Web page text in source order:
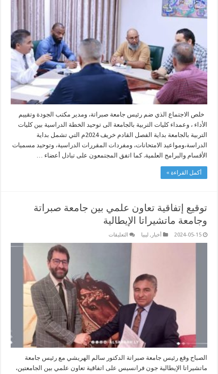
التربية
بجامعة
صبراتة
خلص الاجتماع الذي ضم رئيس جامعة صبراتة، ومدير مكتب الجودة وتقييم
الأداء ، وعمداء كليات التربية بالجامعة الى توحيد الخطة الدراسية بين كليات
التربية بالجامعة بداية الفصل القادم خريف 2024م التي تشمل بداية
الدراسة،ومواعيد الامتحانات، ومفردات المقررات الدراسية، وتوحيد مسميات
الأقسام والبرامج العلمية. كما اتفق المجتمعون على تبادل أعضاء …
أكمل القراءة »
توقيع إتفاقية تعاون علمي بين جامعة صبراتة
وجامعة ماتشيراتا الإيطالية
2024-05-15 أخبار ,ليبيا التعليقات
صبراتة
وجامعة
ماتشيراتا
الإيطالية
مغلقة
الصباح وقع رئيس جامعة صبراتة الدكتور سالم الهريشي مع رئيس جامعة
ماتشيراتا الإيطالية جون فرانسيس على اتفاقية تعاون علمي بين الجامعتين،